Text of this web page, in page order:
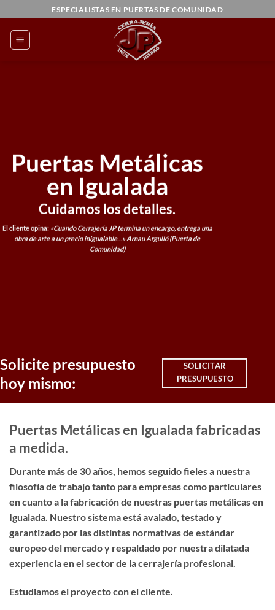
al
contenido
ESPECIALISTAS EN PUERTAS DE COMUNIDAD
Puertas Metálicas
en Igualada
Cuidamos los detalles.
El cliente opina: «Cuando Cerrajería JP termina un encargo, entrega una
obra de arte a un precio inigualable…»Arnau Argulló (Puerta de
Comunidad)
Solicite presupuesto
hoy mismo:
SOLICITAR
PRESUPUESTO
Puertas Metálicas en Igualada fabricadas
a medida.
Durante más de 30 años, hemos seguido fieles a nuestra
filosofía de trabajo tanto para empresas como particulares
en cuanto a la fabricación de nuestras puertas metálicas en
Igualada. Nuestro sistema está avalado, testado y
garantizado por las distintas normativas de estándar
europeo del mercado y respaldado por nuestra dilatada
experiencia en el sector de la cerrajería profesional.
Estudiamos el proyecto con el cliente.